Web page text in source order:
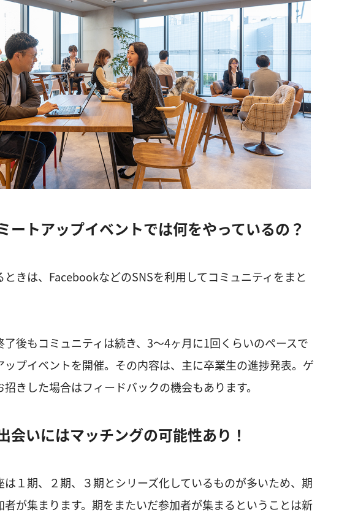
ートアップイベントでは何をやっているの？
きは、FacebookなどのSNSを利用してコミュニティをまと
後もコミュニティは続き、3～4ヶ月に1回くらいのペースで
ップイベントを開催。その内容は、主に卒業生の進捗発表。ゲ
きした場合はフィードバックの機会もあります。
会いにはマッチングの可能性あり！
は１期、２期、３期とシリーズ化しているものが多いため、期
者が集まります。期をまたいだ参加者が集まるということは新